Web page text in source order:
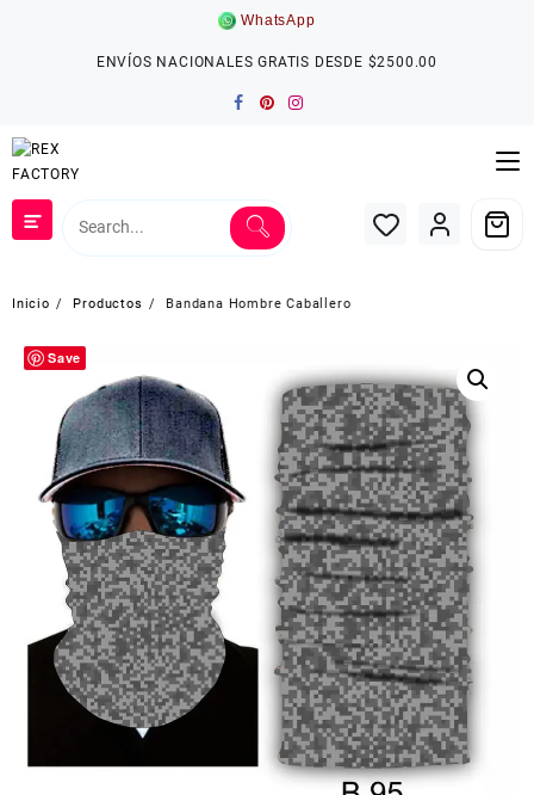
WhatsApp
ENVÍOS NACIONALES GRATIS DESDE $2500.00
Inicio Productos Bandana Hombre Caballero
Save